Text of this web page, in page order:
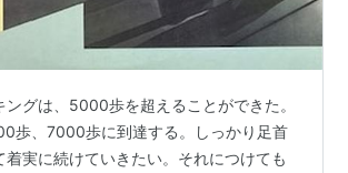
ングは、5000歩を超えることができた。
歩、7000歩に到達する。しっかり足首
着実に続けていきたい。それにつけても